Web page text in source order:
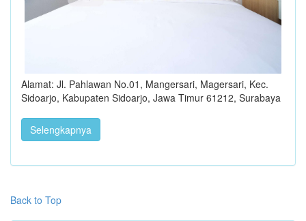
Alamat: Jl. Pahlawan No.01, Mangersari, Magersari, Kec.
Sidoarjo, Kabupaten Sidoarjo, Jawa Timur 61212, Surabaya
Selengkapnya
Back to Top